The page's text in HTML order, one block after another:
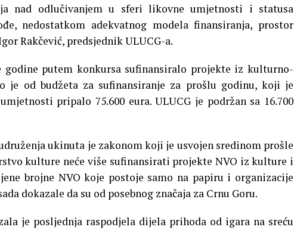
nad odlučivanjem u sferi likovne umjetnosti i statusa
nedostatkom adekvatnog modela finansiranja, prostor
Rakčević, predsjednik ULUCG-a.
putem konkursa sufinansiralo projekte iz kulturno-
je od budžeta za sufinansiranje za prošlu godinu, koji je
pripalo 75.600 eura. ULUCG je podržan sa 16.700
ukinuta je zakonom koji je usvojen sredinom prošle
kulture neće više sufinansirati projekte NVO iz kulture i
brojne NVO koje postoje samo na papiru i organizacije
dokazale da su od posebnog značaja za Crnu Goru.
je posljednja raspodjela dijela prihoda od igara na sreću